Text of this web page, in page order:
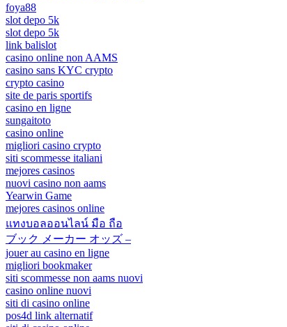
foya88
slot depo 5k
slot depo 5k
link balislot
casino online non AAMS
casino sans KYC crypto
crypto casino
site de paris sportifs
casino en ligne
sungaitoto
casino online
migliori casino crypto
siti scommesse italiani
mejores casinos
nuovi casino non aams
Yearwin Game
mejores casinos online
แทงบอลออนไลน์ มือ ถือ
ブック メーカー オッズ –
jouer au casino en ligne
migliori bookmaker
siti scommesse non aams nuovi
casino online nuovi
siti di casino online
pos4d link alternatif